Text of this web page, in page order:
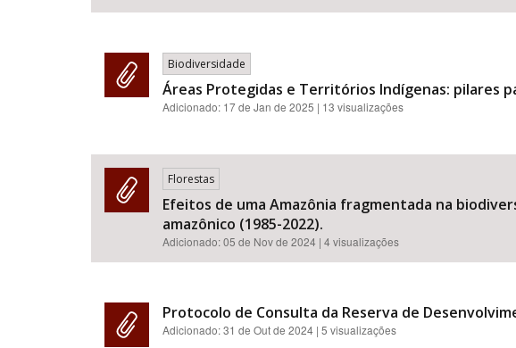
Biodiversidade
Áreas Protegidas e Territórios Indígenas: pilares
Adicionado: 17 de Jan de 2025 | 13 visualizações
Florestas
Efeitos de uma Amazônia fragmentada na
amazônico (1985-2022).
Adicionado:05 de Nov de 2024 | 4 visualizações
Protocolo de Consulta da Reserva de
Adicionado:31 de Out de 2024 | 5 visualizações